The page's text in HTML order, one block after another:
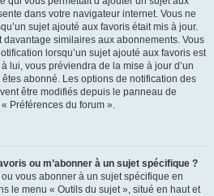
dans votre navigateur internet. Vous ne
sujet ajouté aux favoris était mis à jour.
davantage similaires aux abonnements. Vous
lorsqu’un sujet ajouté aux favoris est
lui, vous préviendra de la mise à jour d’un
abonné. Les options de notification des
être modifiés depuis le panneau de
Préférences du forum ».
ou m’abonner à un sujet spécifique ?
vous abonner à un sujet spécifique en
le menu « Outils du sujet », situé en haut et